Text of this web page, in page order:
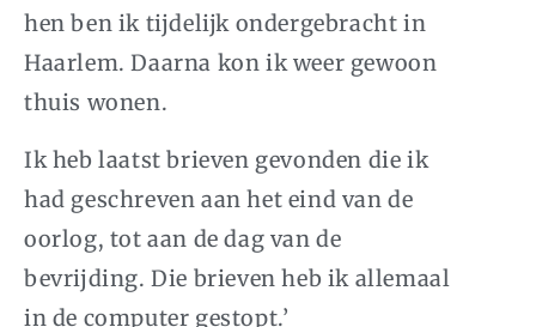
hen ben ik tijdelijk ondergebracht in
Haarlem. Daarna kon ik weer gewoon
thuis wonen.
Ik heb laatst brieven gevonden die ik
had geschreven aan het eind van de
oorlog, tot aan de dag van de
bevrijding. Die brieven heb ik allemaal
in de computer gestopt.’